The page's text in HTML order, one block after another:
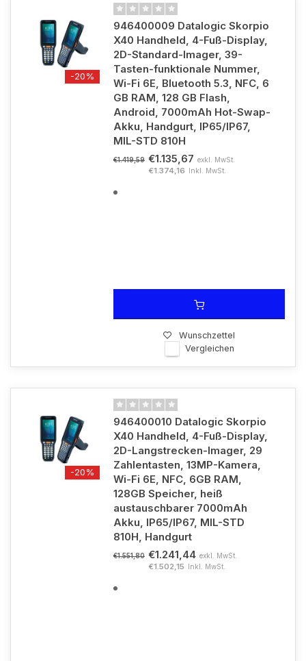
-20%
946400009 Datalogic Skorpio
X40 Handheld, 4-Fuß-Display,
2D-Standard-Imager, 39-
Tasten-funktionale Nummer,
Wi-Fi 6E, Bluetooth 5.3, NFC, 6
GB RAM, 128 GB Flash,
Android, 7000mAh Hot-Swap-
Akku, Handgurt, IP65/IP67,
MIL-STD 810H
€1.419,59 €1.135,67 exkl. MwSt.
€1.374,16 Inkl. MwSt.
Wunschzettel
Vergleichen
-20%
946400010 Datalogic Skorpio
X40 Handheld, 4-Fuß-Display,
2D-Langstrecken-Imager, 29
Zahlentasten, 13MP-Kamera,
Wi-Fi 6E, NFC, 6GB RAM,
128GB Speicher, heiß
austauschbarer 7000mAh
Akku, IP65/IP67, MIL-STD
810H, Handgurt
€1.551,80 €1.241,44 exkl. MwSt.
€1.502,15 Inkl. MwSt.